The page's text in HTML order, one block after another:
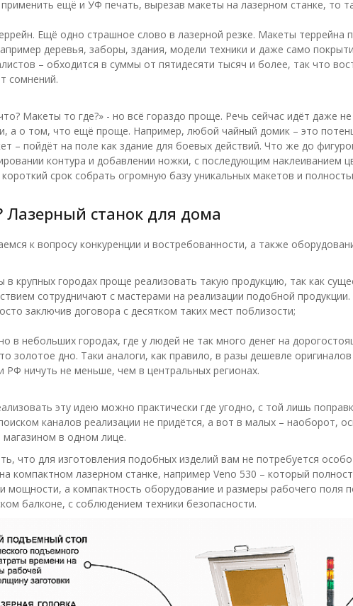
применить ещё и УФ печать, вырезав макеты на лазерном станке, то
Ещё одно страшное слово в лазерной резке. Макеты
деревья, заборы, здания, модели техники и даже само
– обходится в суммы от пятидесяти тысяч и более, так что
сомнений.
Макеты то где?» - но всё гораздо проще. Речь сейчас идёт даже
а о том, что ещё проще. Например, любой чайный домик – это
– пойдёт на поле как здание для боевых действий. Что же до
контура и добавлении ножки, с последующим наклеиванием
срок собрать огромную базу уникальных макетов и
Лазерный станок для дома
к вопросу конкуренции и востребованности, а также
в крупных городах проще реализовать такую продукцию, так как
сотрудничают с мастерами на реализации подобной
заключив договора с десятком таких мест поблизости;
в небольших городах, где у людей не так много денег на
золотое дно. Таки аналоги, как правило, в разы дешевле
РФ ничуть не меньше, чем в центральных регионах.
эту идею можно практически где угодно, с той лишь
каналов реализации не придётся, а вот в малых – наоборот,
в одном лице.
что для изготовления подобных изделий вам не потребуется
компактном лазерном станке, например Veno 530 – который
мощности, а компактность оборудование и размеры рабочего поля
балконе, с соблюдением техники безопасности.